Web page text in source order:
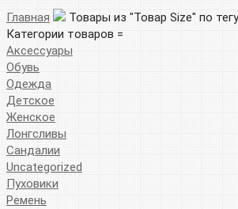
Главная Товары из "Товар Size" по
Категории товаров =
Аксессуары
Обувь
Одежда
Детское
Женское
Лонгсливы
Сандалии
Uncategorized
Пуховики
Ремень